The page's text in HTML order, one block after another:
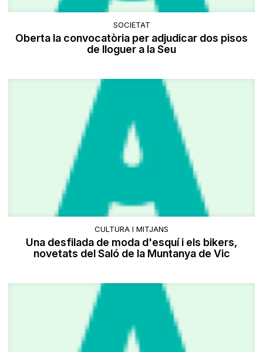
SOCIETAT
Oberta la convocatòria per adjudicar dos pisos
de lloguer a la Seu
CULTURA I MITJANS
Una desfilada de moda d'esquí i els bikers,
novetats del Saló de la Muntanya de Vic